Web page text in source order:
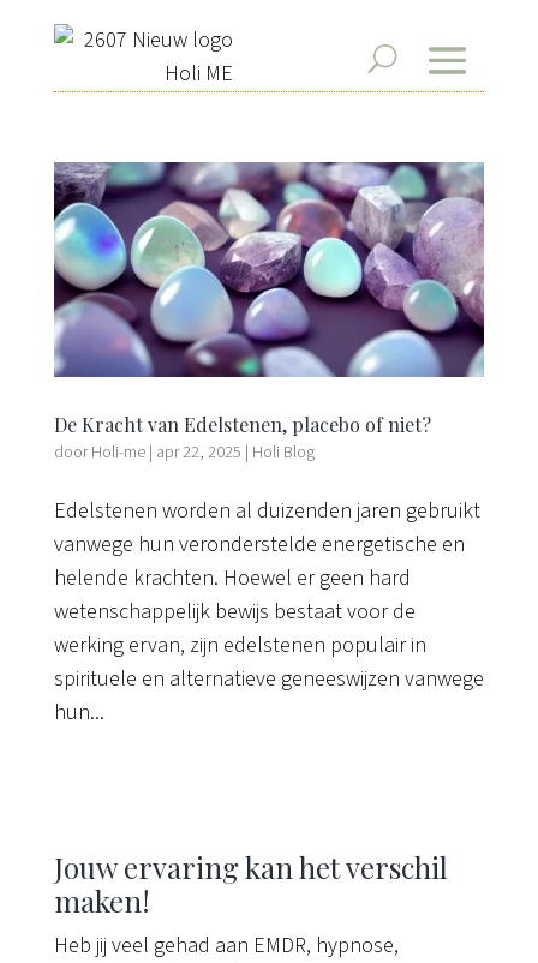
De Kracht van Edelstenen, placebo of niet?
doorHoli-me| apr 22, 2025 | Holi Blog
Edelstenen worden al duizenden jaren gebruikt
vanwege hun veronderstelde energetische en
helende krachten. Hoewel er geen hard
wetenschappelijk bewijs bestaat voor de
werking ervan, zijn edelstenen populair in
spirituele en alternatieve geneeswijzen vanwege
hun...
Jouw ervaring kan het verschil
maken!
Heb jij veel gehad aan EMDR, hypnose,